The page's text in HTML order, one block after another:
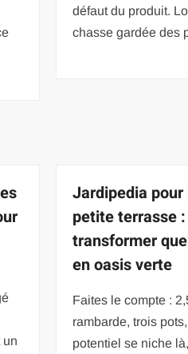
défaut du produit.
chasse gardée des
un
Jardipedia
petite terrasse :
transformer
en oasis verte
Faites le compte :
rambarde, trois
potentiel se niche